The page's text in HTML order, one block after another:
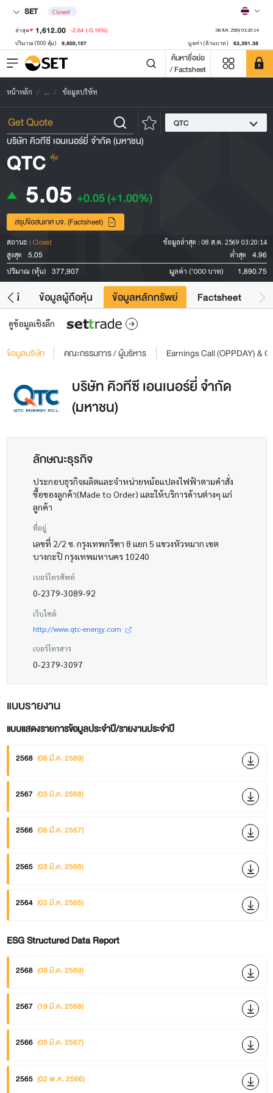
SET Closed
ล่าสุด 1,612.00 -2.64 (-0.16%) 08 ส.ค. 2569 03:20:14
ปริมาณ ('000 หุ้น) 9,800,107 มูลค่า (ล้านบาท) 63,391.38
ค้นหาชื่อย่อ
/ Factsheet
หน้าหลัก ... ข้อมูลบริษัท
QTC
บริษัท คิวทีซี เอนเนอร์ยี่ จำกัด (มหาชน)
QTC หุ้น
5.05 +0.05(+1.00%)
สรุปข้อสนเทศ บจ. (Factsheet)
สถานะ : Closed ข้อมูลล่าสุด : 08 ส.ค. 2569 03:20:14
สูงสุด
5.05 ต่ำสุด 4.96
ปริมาณ (หุ้น) 377,907 มูลค่า ('000 บาท) 1,890.75
ยชน์ ข้อมูลผู้ถือหุ้น ข้อมูลหลักทรัพย์ Factsheet
ดูข้อมูลเชิงลึก
ข้อมูลบริษัท คณะกรรมการ / ผู้บริหาร Earnings Call (OPPDAY) &
บริษัท คิวทีซี เอนเนอร์ยี่ จำกัด
(มหาชน)
ลักษณะธุรกิจ
ประกอบธุรกิจผลิตและจำหน่ายหม้อแปลงไฟฟ้าตามคำสั่ง
ซื้อของลูกค้า(Made to Order) และให้บริการด้านต่างๆ แก่
ลูกค้า
ที่อยู่
เลขที่ 2/2 ซ. กรุงเทพกรีฑา 8 แยก 5 แขวงหัวหมาก เขต
บางกะปิ กรุงเทพมหานคร 10240
เบอร์โทรศัพท์
0-2379-3089-92
เว็บไซต์
http://www.qtc-energy.com
เบอร์โทรสาร
0-2379-3097
แบบรายงาน
แบบแสดงรายการข้อมูลประจำปี/รายงานประจำปี
2568 (06 มี.ค. 2569)
2567 (03 มี.ค. 2568)
2566 (06 มี.ค. 2567)
2565 (03 มี.ค. 2566)
2564 (03 มี.ค. 2565)
ESG Structured Data Report
2568 (09 มี.ค. 2569)
2567 (19 มี.ค. 2568)
2566 (05 มี.ค. 2567)
2565 (02 พ.ค. 2566)